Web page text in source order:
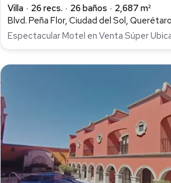
Villa
26 recs. 26 baños
2,687 m²
Blvd. Peña Flor, Ciudad del Sol, Querétaro
Espectacular Motel en Venta Súper